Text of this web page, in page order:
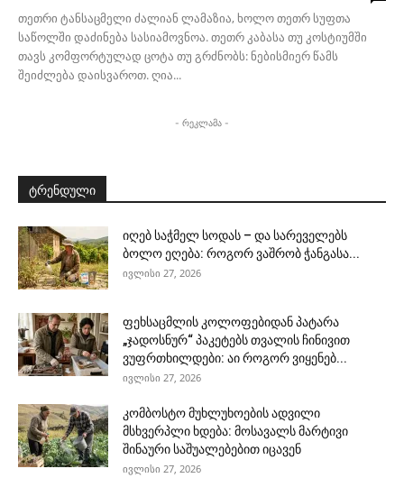
თეთრი ტანსაცმელი ძალიან ლამაზია, ხოლო თეთრ სუფთა
საწოლში დაძინება სასიამოვნოა. თეთრ კაბასა თუ კოსტიუმში
თავს კომფორტულად ცოტა თუ გრძნობს: ნებისმიერ წამს
შეიძლება დაისვაროთ. ღია...
- რეკლამა -
ტრენდული
იღებ საჭმელ სოდას – და სარეველებს
ბოლო ეღება: როგორ ვაშრობ ჭანგასა...
ივლისი 27, 2026
ფეხსაცმლის კოლოფებიდან პატარა
„ჯადოსნურ“ პაკეტებს თვალის ჩინივით
ვუფრთხილდები: აი როგორ ვიყენებ...
ივლისი 27, 2026
კომბოსტო მუხლუხოების ადვილი
მსხვერპლი ხდება: მოსავალს მარტივი
შინაური საშუალებებით იცავენ
ივლისი 27, 2026